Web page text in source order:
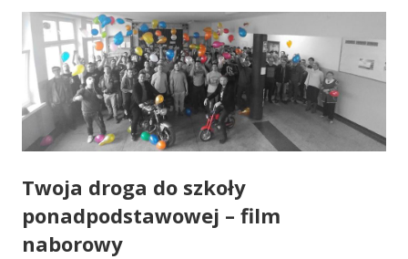
Twoja droga do szkoły
ponadpodstawowej – film
naborowy